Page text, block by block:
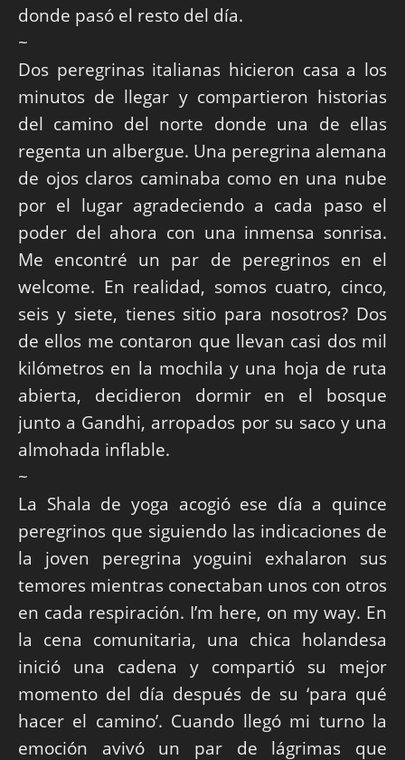
donde pasó el resto del día.
~
Dos peregrinas italianas hicieron casa a los
minutos de llegar y compartieron historias
del camino del norte donde una de ellas
regenta un albergue. Una peregrina alemana
de ojos claros caminaba como en una nube
por el lugar agradeciendo a cada paso el
poder del ahora con una inmensa sonrisa.
Me encontré un par de peregrinos en el
welcome. En realidad, somos cuatro, cinco,
seis y siete, tienes sitio para nosotros? Dos
de ellos me contaron que llevan casi dos mil
kilómetros en la mochila y una hoja de ruta
abierta, decidieron dormir en el bosque
junto a Gandhi, arropados por su saco y una
almohada inflable.
~
La Shala de yoga acogió ese día a quince
peregrinos que siguiendo las indicaciones de
la joven peregrina yoguini exhalaron sus
temores mientras conectaban unos con otros
en cada respiración. I’m here, on my way. En
la cena comunitaria, una chica holandesa
inició una cadena y compartió su mejor
momento del día después de su ‘para qué
hacer el camino’. Cuando llegó mi turno la
emoción avivó un par de lágrimas que